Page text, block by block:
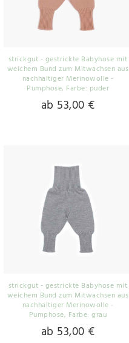
strickgut - gestrickte Babyhose mit
weichem Bund zum Mitwachsen aus
nachhaltiger Merinowolle -
Pumphose, Farbe: puder
ab 53,00 €
strickgut - gestrickte Babyhose mit
weichem Bund zum Mitwachsen aus
nachhaltiger Merinowolle -
Pumphose, Farbe: grau
ab 53,00 €